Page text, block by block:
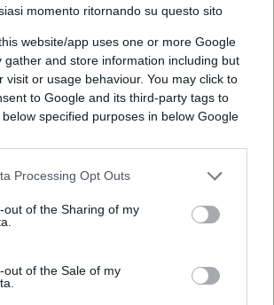
momento ritornando su questo sito
website/app uses one or more Google
gather and store information including but
visit or usage behaviour. You may click to
to Google and its third-party tags to
specified purposes in below Google
Processing Opt Outs
out of the Sharing of my
out of the Sale of my
tra le due impostazioni è
le costituzioni è implicita
il potere il più possibile
delle figure dello stato possa
centrale rispetto alle altre. In
può evitare il rischio di
paese. Non a caso i successivi
videro nella caotica ed
orientata dalla
il terreno fertile su cui poi